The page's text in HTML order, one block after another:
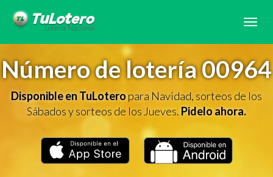
Número de lotería 00964
Disponible en TuLoteropara Navidad, sorteos de los
Sábados y sorteos de los Jueves.Pidelo ahora.